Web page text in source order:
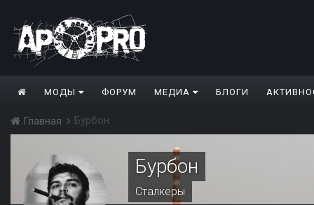
МОДЫ ФОРУМ МЕДИА БЛОГИ
Главная Бурбон
Бурбон
Сталкеры